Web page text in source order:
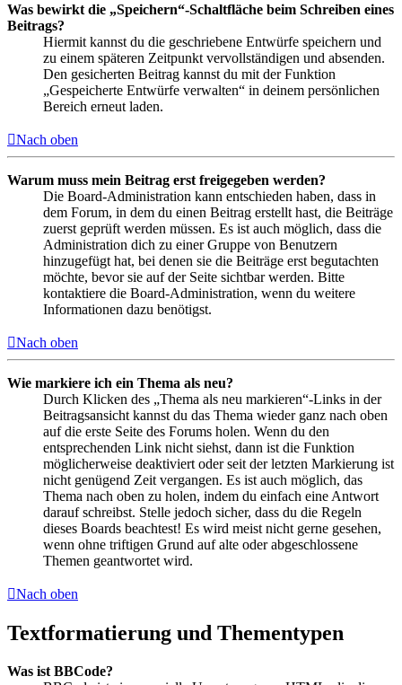
Was bewirkt die „Speichern“-Schaltfläche beim Schreiben eines
Beitrags?
Hiermit kannst du die geschriebene Entwürfe speichern und
zu einem späteren Zeitpunkt vervollständigen und absenden.
Den gesicherten Beitrag kannst du mit der Funktion
„Gespeicherte Entwürfe verwalten“ in deinem persönlichen
Bereich erneut laden.
Nach oben
Warum muss mein Beitrag erst freigegeben werden?
Die Board-Administration kann entschieden haben, dass in
dem Forum, in dem du einen Beitrag erstellt hast, die Beiträge
zuerst geprüft werden müssen. Es ist auch möglich, dass die
Administration dich zu einer Gruppe von Benutzern
hinzugefügt hat, bei denen sie die Beiträge erst begutachten
möchte, bevor sie auf der Seite sichtbar werden. Bitte
kontaktiere die Board-Administration, wenn du weitere
Informationen dazu benötigst.
Nach oben
Wie markiere ich ein Thema als neu?
Durch Klicken des „Thema als neu markieren“-Links in der
Beitragsansicht kannst du das Thema wieder ganz nach oben
auf die erste Seite des Forums holen. Wenn du den
entsprechenden Link nicht siehst, dann ist die Funktion
möglicherweise deaktiviert oder seit der letzten Markierung ist
nicht genügend Zeit vergangen. Es ist auch möglich, das
Thema nach oben zu holen, indem du einfach eine Antwort
darauf schreibst. Stelle jedoch sicher, dass du die Regeln
dieses Boards beachtest! Es wird meist nicht gerne gesehen,
wenn ohne triftigen Grund auf alte oder abgeschlossene
Themen geantwortet wird.
Nach oben
Textformatierung und Thementypen
Was ist BBCode?